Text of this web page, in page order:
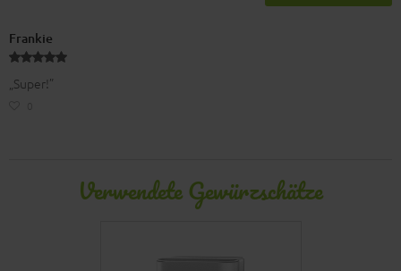
Frankie
„Super!”
Verwendete Gewürzschätze